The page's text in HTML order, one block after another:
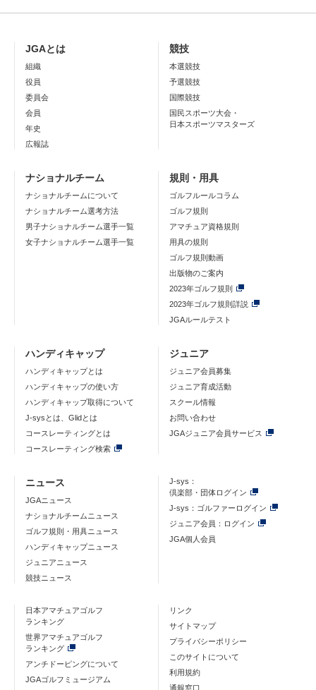
JGAとは
組織
役員
委員会
会員
年史
広報誌
競技
本選競技
予選競技
国際競技
国民スポーツ大会・
日本スポーツマスターズ
ナショナルチーム
ナショナルチームについて
ナショナルチーム選考方法
男子ナショナルチーム選手一覧
女子ナショナルチーム選手一覧
規則・用具
ゴルフルールコラム
ゴルフ規則
アマチュア資格規則
用具の規則
ゴルフ規則動画
出版物のご案内
2023年ゴルフ規則
2023年ゴルフ規則詳説
JGAルールテスト
ハンディキャップ
ハンディキャップとは
ハンディキャップの使い方
ハンディキャップ取得について
J-sysとは、Glidとは
コースレーティングとは
コースレーティング検索
ジュニア
ジュニア会員募集
ジュニア育成活動
スクール情報
お問い合わせ
JGAジュニア会員サービス
ニュース
JGAニュース
ナショナルチームニュース
ゴルフ規則・用具ニュース
ハンディキャップニュース
ジュニアニュース
競技ニュース
J-sys：
倶楽部・団体ログイン
J-sys：ゴルファーログイン
ジュニア会員：ログイン
JGA個人会員
日本アマチュアゴルフ
ランキング
世界アマチュアゴルフ
ランキング
アンチドーピングについて
JGAゴルフミュージアム
リンク
サイトマップ
プライバシーポリシー
このサイトについて
利用規約
通報窓口